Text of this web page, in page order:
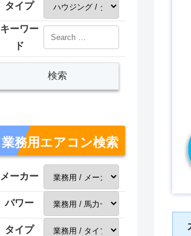
タイプ
キーワー
ド
業務用エアコン検索
メーカー
パワー
タイプ